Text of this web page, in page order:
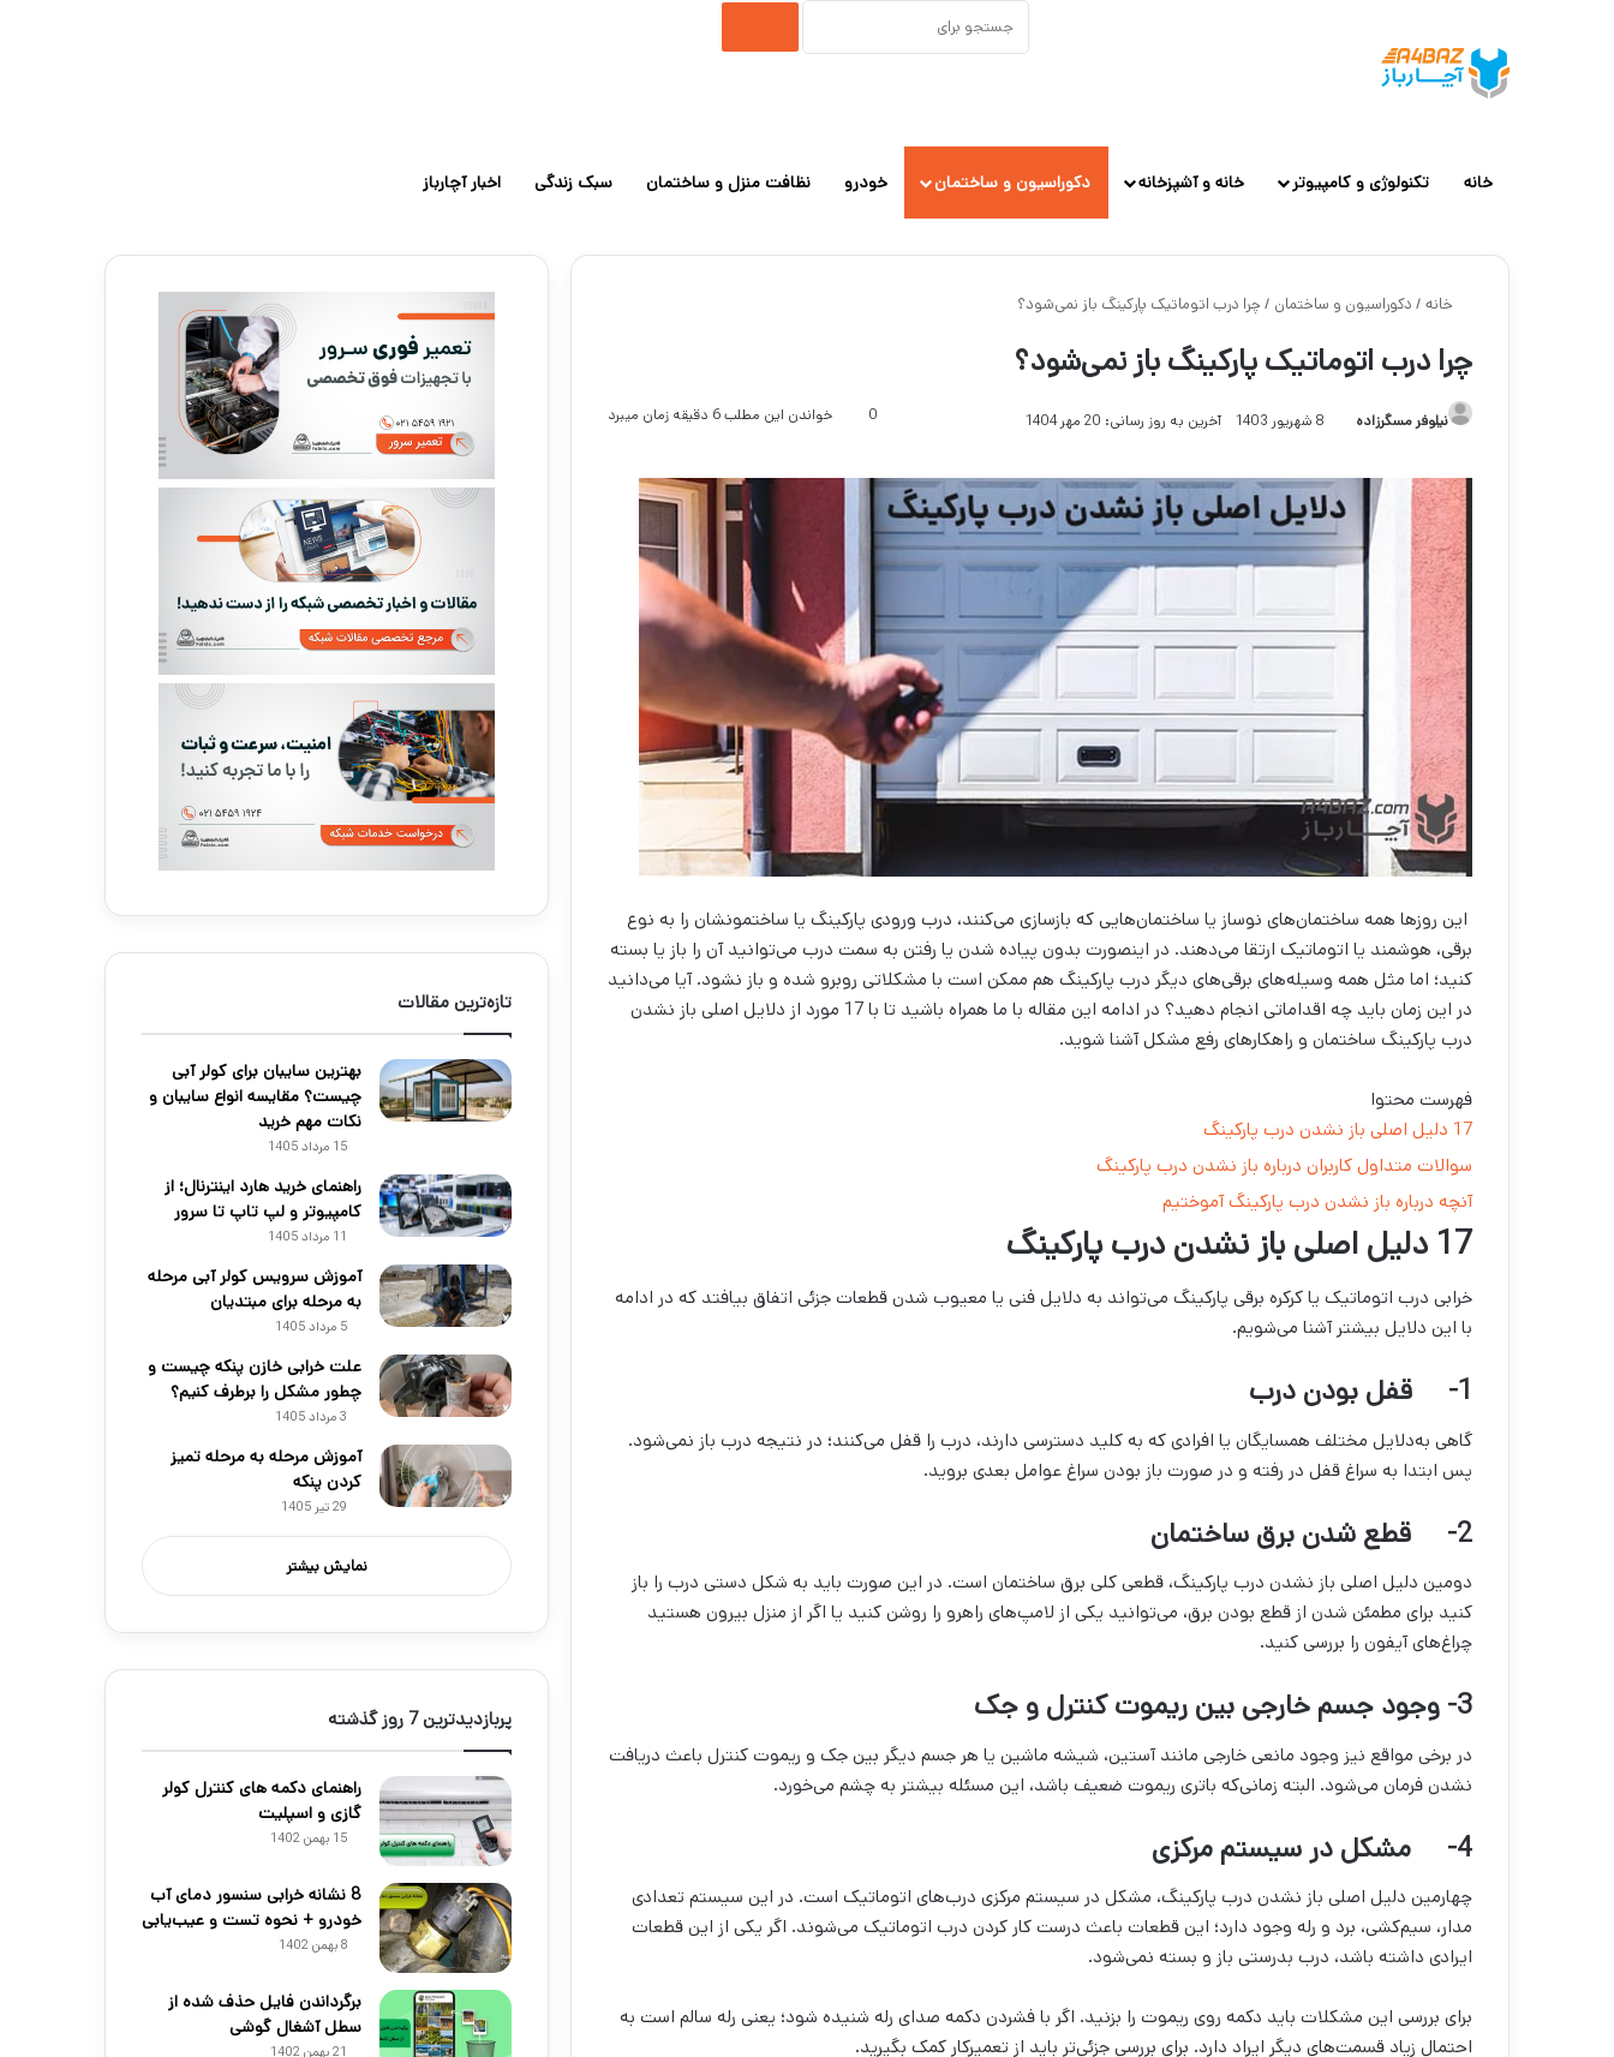
جستجو
خانه تکنولوژی و کامپیوتر خانه و آشپزخانه دکوراسیون و ساختمان خودرو نظافت منزل و ساختمان سبک زندگی اخبار آچارباز
خانه / دکوراسیون و ساختمان / چرا درب اتوماتیک پارکینگ باز نمی‌شود؟
چرا درب اتوماتیک پارکینگ باز نمی‌شود؟
نیلوفر مسگرزاده 8 شهریور 1403 آخرین به روز رسانی: 20 مهر 1404 0 خواندن این مطلب 6 دقیقه زمان میبرد
این روزها همه ساختمان‌های نوساز یا ساختمان‌هایی که بازسازی می‌کنند، درب ورودی پارکینگ یا ساختمونشان را به نوع
برقی، هوشمند یا اتوماتیک ارتقا می‌دهند. در اینصورت بدون پیاده شدن یا رفتن به سمت درب می‌توانید آن را باز یا بسته
کنید؛ اما مثل همه وسیله‌های برقی‌های دیگر درب پارکینگ هم ممکن است با مشکلاتی روبرو شده و باز نشود. آیا می‌دانید
در این زمان باید چه اقداماتی انجام دهید؟ در ادامه این مقاله با ما همراه باشید تا با 17 مورد از دلایل اصلی باز نشدن
درب پارکینگ ساختمان و راهکارهای رفع مشکل آشنا شوید.
فهرست محتوا
17 دلیل اصلی باز نشدن درب پارکینگ
سوالات متداول کاربران درباره باز نشدن درب پارکینگ
آنچه درباره باز نشدن درب پارکینگ آموختیم
17 دلیل اصلی باز نشدن درب پارکینگ
خرابی درب اتوماتیک یا کرکره برقی پارکینگ می‌تواند به دلایل فنی یا معیوب شدن قطعات جزئی اتفاق بیافتد که در ادامه
با این دلایل بیشتر آشنا می‌شویم.
1- قفل بودن درب
گاهی به‌دلایل مختلف همسایگان یا افرادی که به کلید دسترسی دارند، درب را قفل می‌کنند؛ در نتیجه درب باز نمی‌شود.
پس ابتدا به سراغ قفل در رفته و در صورت باز بودن سراغ عوامل بعدی بروید.
2- قطع شدن برق ساختمان
دومین دلیل اصلی باز نشدن درب پارکینگ، قطعی کلی برق ساختمان است. در این صورت باید به شکل دستی درب را باز
کنید برای مطمئن شدن از قطع بودن برق، می‌توانید یکی از لامپ‌های راهرو را روشن کنید یا اگر از منزل بیرون هستید
چراغ‌های آیفون را بررسی کنید.
3- وجود جسم خارجی بین ریموت کنترل و جک
در برخی مواقع نیز وجود مانعی خارجی مانند آستین، شیشه ماشین یا هر جسم دیگر بین جک و ریموت کنترل باعث دریافت
نشدن فرمان می‌شود. البته زمانی‌که باتری ریموت ضعیف باشد، این مسئله بیشتر به چشم می‌خورد.
4- مشکل در سیستم مرکزی
چهارمین دلیل اصلی باز نشدن درب پارکینگ، مشکل در سیستم مرکزی درب‌های اتوماتیک است. در این سیستم تعدادی
مدار، سیم‌کشی، برد و رله وجود دارد؛ این قطعات باعث درست کار کردن درب اتوماتیک می‌شوند. اگر یکی از این قطعات
ایرادی داشته باشد، درب بدرستی باز و بسته نمی‌شود.
برای بررسی این مشکلات باید دکمه روی ریموت را بزنید. اگر با فشردن دکمه صدای رله شنیده شود؛ یعنی رله سالم است به
احتمال زیاد قسمت‌های دیگر ایراد دارد. برای بررسی جزئی‌تر باید از تعمیرکار کمک بگیرید.
تازه‌ترین مقالات
بهترین سایبان برای کولر آبی
چیست؟ مقایسه انواع سایبان و
نکات مهم خرید
15 مرداد 1405
راهنمای خرید هارد اینترنال؛ از
کامپیوتر و لپ تاپ تا سرور
11 مرداد 1405
آموزش سرویس کولر آبی مرحله
به مرحله برای مبتدیان
5 مرداد 1405
علت خرابی خازن پنکه چیست و
چطور مشکل را برطرف کنیم؟
3 مرداد 1405
آموزش مرحله به مرحله تمیز
کردن پنکه
29 تیر 1405
نمایش بیشتر
پربازدیدترین 7 روز گذشته
راهنمای دکمه های کنترل کولر
گازی و اسپلیت
15 بهمن 1402
8 نشانه خرابی سنسور دمای آب
خودرو + نحوه تست و عیب‌یابی
8 بهمن 1402
برگرداندن فایل حذف شده از
سطل آشغال گوشی
21 بهمن 1402